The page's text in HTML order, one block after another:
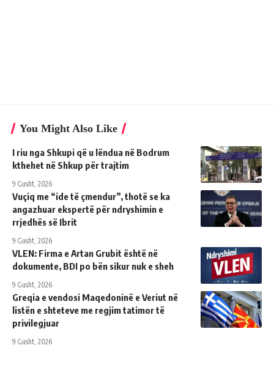
You Might Also Like
I riu nga Shkupi që u lëndua në Bodrum
kthehet në Shkup për trajtim
9 Gusht, 2026
Vuçiq me “ide të çmendur”, thotë se ka
angazhuar ekspertë për ndryshimin e
rrjedhës së Ibrit
9 Gusht, 2026
VLEN: Firma e Artan Grubit është në
dokumente, BDI po bën sikur nuk e sheh
9 Gusht, 2026
Greqia e vendosi Maqedoninë e Veriut në
listën e shteteve me regjim tatimor të
privilegjuar
9 Gusht, 2026